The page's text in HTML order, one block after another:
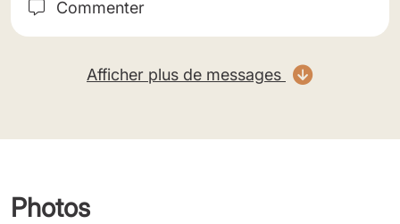
Commenter
Afficher plus de messages
Photos